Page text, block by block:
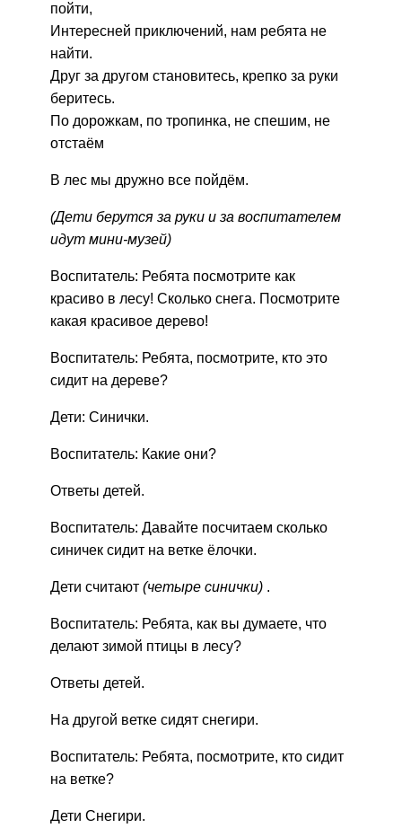
пойти,
Интересней приключений, нам ребята не
найти.
Друг за другом становитесь, крепко за руки
беритесь.
По дорожкам, по тропинка, не спешим, не
отстаём
В лес мы дружно все пойдём.
(Дети берутся за руки и за воспитателем
идут мини-музей)
Воспитатель: Ребята посмотрите как
красиво в лесу! Сколько снега. Посмотрите
какая красивое дерево!
Воспитатель: Ребята, посмотрите, кто это
сидит на дереве?
Дети: Синички.
Воспитатель: Какие они?
Ответы детей.
Воспитатель: Давайте посчитаем сколько
синичек сидит на ветке ёлочки.
Дети считают (четыре синички) .
Воспитатель: Ребята, как вы думаете, что
делают зимой птицы в лесу?
Ответы детей.
На другой ветке сидят снегири.
Воспитатель: Ребята, посмотрите, кто сидит
на ветке?
Дети Снегири.